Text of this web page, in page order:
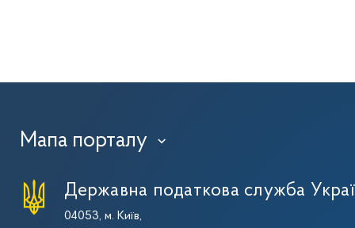
Мапа порталу ›
Державна податкова служба
04053, м. Київ,